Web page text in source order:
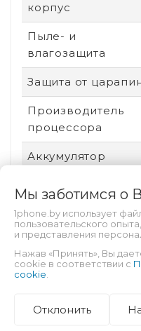
корпус
Пыле- и
влагозащита
Защита от
Производитель
процессора
Аккумулятор
Техпроцесс
Степень защиты
память
Мы заботимся о
1phone.by использует
пользовательского
и представления
Нажав «Принять», Вы
cookie в соответствии с
cookie
Отклонить